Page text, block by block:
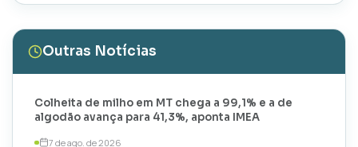
Outras Notícias
Colheita de milho em MT chega a 99,1% e a de
algodão avança para 41,3%, aponta IMEA
7 de ago. de 2026